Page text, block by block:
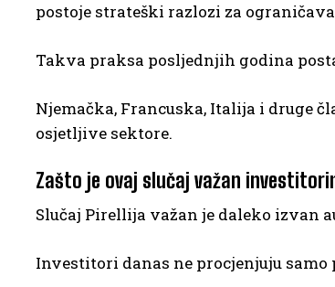
postoje strateški razlozi za
Takva praksa posljednjih godina
Njemačka, Francuska, Italija i druge
osjetljive sektore.
Zašto je ovaj slučaj važan
Slučaj Pirellija važan je daleko izvan
Investitori danas ne procjenjuju